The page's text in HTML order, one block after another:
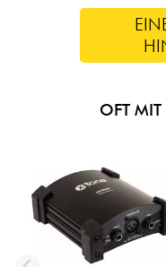
OFT MIT